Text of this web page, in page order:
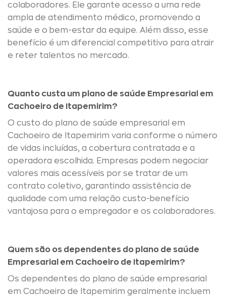
colaboradores. Ele garante acesso a uma rede
ampla de atendimento médico, promovendo a
saúde e o bem-estar da equipe. Além disso, esse
benefício é um diferencial competitivo para atrair
e reter talentos no mercado.
Quanto custa um plano de saúde Empresarial em
Cachoeiro de Itapemirim?
O custo do plano de saúde empresarial em
Cachoeiro de Itapemirim varia conforme o número
de vidas incluídas, a cobertura contratada e a
operadora escolhida. Empresas podem negociar
valores mais acessíveis por se tratar de um
contrato coletivo, garantindo assistência de
qualidade com uma relação custo-benefício
vantajosa para o empregador e os colaboradores.
Quem são os dependentes do plano de saúde
Empresarial em Cachoeiro de Itapemirim?
Os dependentes do plano de saúde empresarial
em Cachoeiro de Itapemirim geralmente incluem